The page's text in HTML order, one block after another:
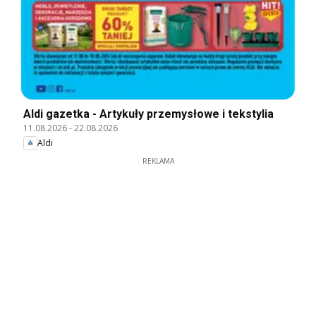
Aldi gazetka - Artykuły przemysłowe i tekstylia
11.08.2026-22.08.2026
Aldi
REKLAMA